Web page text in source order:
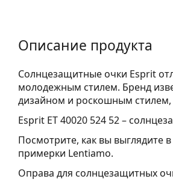
Описание продукта
Солнцезащитные очки Esprit
молодежным стилем. Бренд
дизайном и роскошным стилем,
Esprit ET 40020 524 52–
Посмотрите, как вы выглядите
примерки Lentiamo.
Оправа для солнцезащитных